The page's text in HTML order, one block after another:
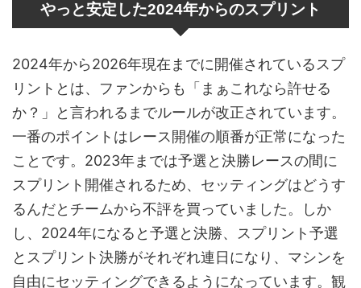
やっと安定した2024年からのスプリント
2024年から2026年現在までに開催されているスプ
リントとは、ファンからも「まぁこれなら許せる
か？」と言われるまでルールが改正されています。
一番のポイントはレース開催の順番が正常になった
ことです。2023年までは予選と決勝レースの間に
スプリント開催されるため、セッティングはどうす
るんだとチームから不評を買っていました。しか
し、2024年になると予選と決勝、スプリント予選
とスプリント決勝がそれぞれ連日になり、マシンを
自由にセッティングできるようになっています。観